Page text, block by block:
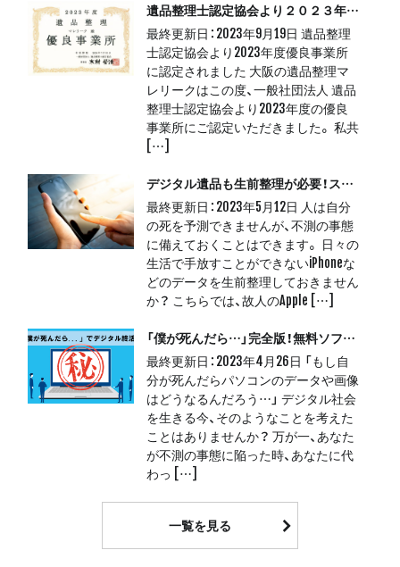
遺品整理士認定協会より２０２３年度優良事業所に認定
最終更新日：2023年9月19日 遺品整理
士認定協会より2023年度優良事業所
に認定されました 大阪の遺品整理マ
レリークはこの度、一般社団法人 遺品
整理士認定協会より2023年度の優良
事業所にご認定いただきました。 私共
[…]
デジタル遺品も生前整理が必要！スマホでできるアカウントの引き継ぎ
最終更新日：2023年5月12日 人は自分
の死を予測できませんが、不測の事態
に備えておくことはできます。 日々の
生活で手放すことができないiPhoneな
どのデータを生前整理しておきません
か？ こちらでは、故人のApple […]
「僕が死んだら…」完全版！無料ソフトで始めるデジタル終活
最終更新日：2023年4月26日 「もし自
分が死んだらパソコンのデータや画像
はどうなるんだろう…」 デジタル社会
を生きる今、そのようなことを考えた
ことはありませんか？ 万が一、あなた
が不測の事態に陥った時、あなたに代
わっ […]
一覧を見る